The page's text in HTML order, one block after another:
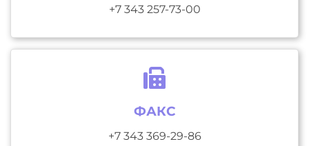
+7 343 257-73-00
ФАКС
+7 343 369-29-86